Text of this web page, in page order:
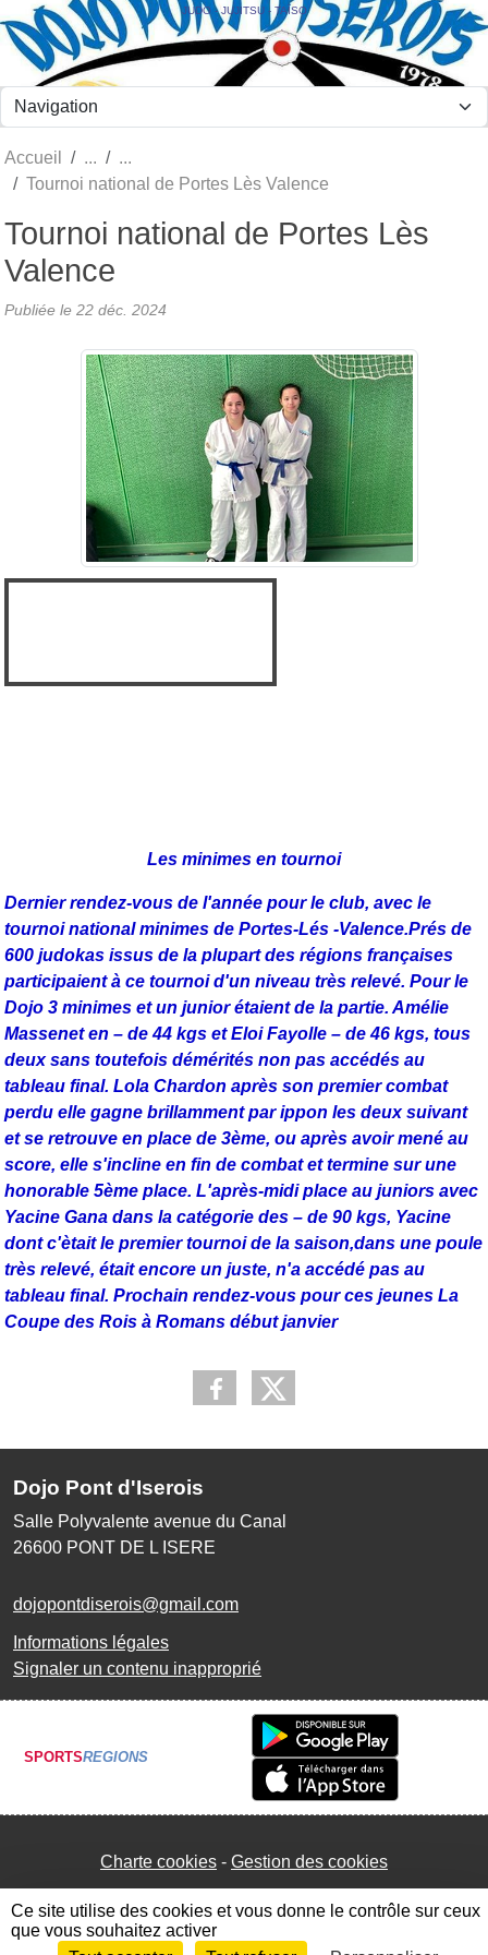
JUDO - JUJITSU - TAÏSO
Accueil
Tournoi national de Portes Lès Valence
Tournoi national de Portes Lès
Valence
Publiée le 22 déc. 2024
Les minimes en tournoi
Dernier rendez-vous de l'année pour le club, avec le
tournoi national minimes de Portes-Lés -Valence.Prés de
600 judokas issus de la plupart des régions françaises
participaient à ce tournoi d'un niveau très relevé. Pour le
Dojo 3 minimes et un junior étaient de la partie. Amélie
Massenet en – de 44 kgs et Eloi Fayolle – de 46 kgs, tous
deux sans toutefois démérités non pas accédés au
tableau final. Lola Chardon après son premier combat
perdu elle gagne brillamment par ippon les deux suivant
et se retrouve en place de 3ème, ou après avoir mené au
score, elle s'incline en fin de combat et termine sur une
honorable 5ème place. L'après-midi place au juniors avec
Yacine Gana dans la catégorie des – de 90 kgs, Yacine
dont c'ètait le premier tournoi de la saison,dans une poule
très relevé, était encore un juste, n'a accédé pas au
tableau final. Prochain rendez-vous pour ces jeunes La
Coupe des Rois à Romans début janvier
Dojo Pont d'Iserois
Salle Polyvalente avenue du Canal
26600 PONT DE L ISERE
dojopontdiserois@gmail.com
Informations légales
Signaler un contenu inapproprié
SPORTSREGIONS
Charte cookies Gestion des cookies
Panneau de gestion des cookies
Ce site utilise des cookies et vous donne le contrôle sur ceux
que vous souhaitez activer